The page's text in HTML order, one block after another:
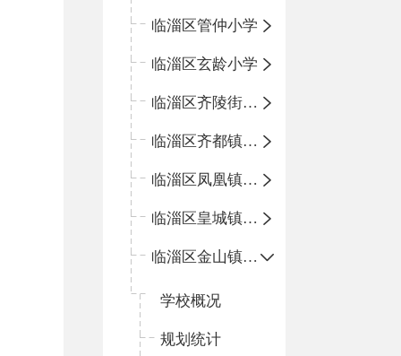
临淄区管仲小学
临淄区玄龄小学
临淄区齐陵街道中心学校
临淄区齐都镇中心学校
临淄区凤凰镇中心学校
临淄区皇城镇中心学校
临淄区金山镇中心学校
学校概况
规划统计